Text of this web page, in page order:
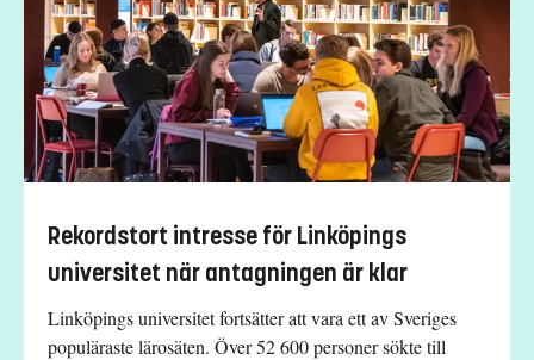
Rekordstort intresse för Linköpings
universitet när antagningen är klar
Linköpings universitet fortsätter att vara ett av Sveriges
populäraste lärosäten. Över 52 600 personer sökte till